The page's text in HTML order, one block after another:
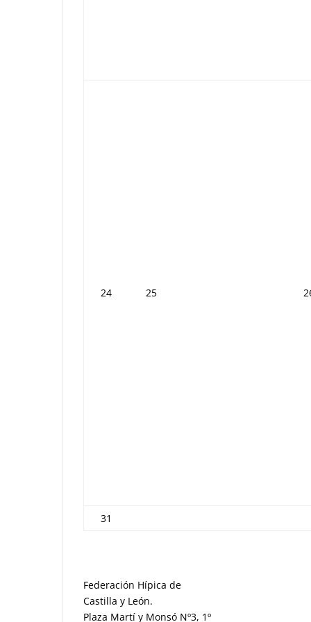
24 25
31
Federación Hípica de
Castilla y León.
Plaza Martí y Monsó Nº3, 1º